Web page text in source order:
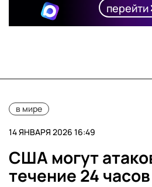
перейти
в мире
14 ЯНВАРЯ 2026 16:49
США могут
течение 24 часов